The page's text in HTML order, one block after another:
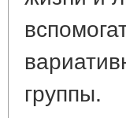
группы.